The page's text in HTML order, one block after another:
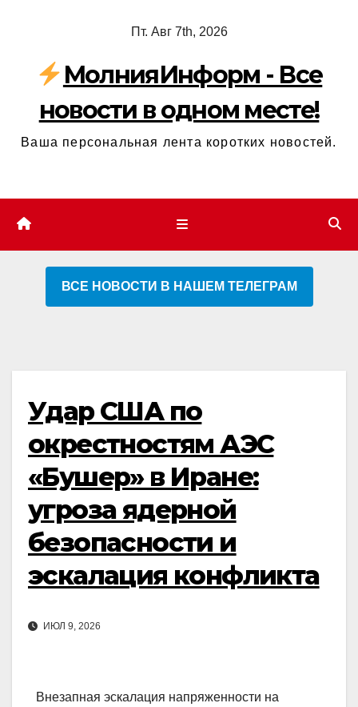
содержимому
Пт. Авг 7th, 2026
МолнияИнформ - Все
новости в одном месте!
Ваша персональная лента коротких новостей.
ВСЕ НОВОСТИ В НАШЕМ ТЕЛЕГРАМ
Удар США по
окрестностям АЭС
«Бушер» в Иране:
угроза ядерной
безопасности и
эскалация конфликта
ИЮЛ 9, 2026
Внезапная эскалация напряженности на